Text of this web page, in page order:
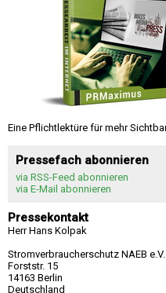
Eine Pflichtlektüre für mehr
Pressefach abonnieren
via RSS-Feed abonnieren
via E-Mail abonnieren
Pressekontakt
Herr Hans Kolpak
Stromverbraucherschutz NAEB e.V.
Forststr. 15
14163 Berlin
Deutschland